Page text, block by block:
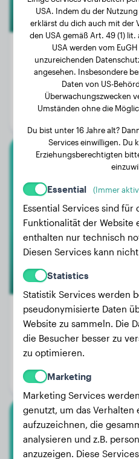
Gewicht:
Alter:
Gewicht:
Alter:
Geschlecht:
Australian
USA. Indem du der
erklärst du dich auch mit der
den USA gemäß Art. 49 (1)
USA werden vom
unzureichenden
angesehen. Insbesondere
Daten von US-
Überwachungszwecken
Umständen ohne die
Du bist unter 16 Jahre alt?
Services einwilligen. Du
Erziehungsberechtigten
Essential (Immer
Essential Services sind für
Funktionalität der Website
enthalten nur technisch
Diesen Services kann
Statistics
Statistik Services werden
pseudonymisierte Daten
Website zu sammeln. Die
die Besucher besser zu
zu optimieren.
Marketing
Marketing Services
genutzt, um das Verhalten
aufzuzeichnen, die
analysieren und z.B.
anzuzeigen. Diese